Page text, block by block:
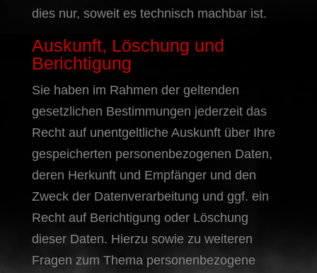
dies nur, soweit es technisch machbar ist.
Auskunft, Löschung und
Berichtigung
Sie haben im Rahmen der geltenden
gesetzlichen Bestimmungen jederzeit das
Recht auf unentgeltliche Auskunft über Ihre
gespeicherten personenbezogenen Daten,
deren Herkunft und Empfänger und den
Zweck der Datenverarbeitung und ggf. ein
Recht auf Berichtigung oder Löschung
dieser Daten. Hierzu sowie zu weiteren
Fragen zum Thema personenbezogene